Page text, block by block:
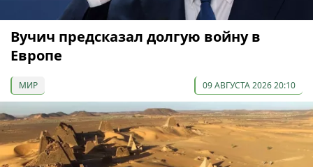
Вучич предсказал долгую войну в
Европе
МИР 09 АВГУСТА 2026 20:10